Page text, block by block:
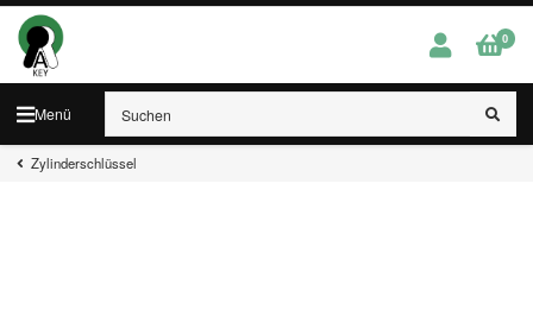
Menü
0
Zylinderschlüssel